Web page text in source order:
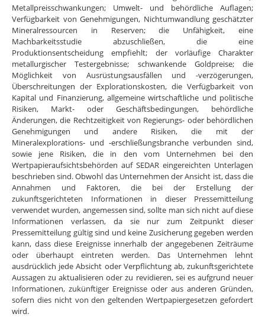
Metallpreisschwankungen; Umwelt- und behördliche Auflagen;
Verfügbarkeit von Genehmigungen, Nichtumwandlung geschätzter
Mineralressourcen in Reserven; die Unfähigkeit, eine
Machbarkeitsstudie abzuschließen, die eine
Produktionsentscheidung empfiehlt; der vorläufige Charakter
metallurgischer Testergebnisse; schwankende Goldpreise; die
Möglichkeit von Ausrüstungsausfällen und -verzögerungen,
Überschreitungen der Explorationskosten, die Verfügbarkeit von
Kapital und Finanzierung, allgemeine wirtschaftliche und politische
Risiken, Markt- oder Geschäftsbedingungen, behördliche
Änderungen, die Rechtzeitigkeit von Regierungs- oder behördlichen
Genehmigungen und andere Risiken, die mit der
Mineralexplorations- und -erschließungsbranche verbunden sind,
sowie jene Risiken, die in den vom Unternehmen bei den
Wertpapieraufsichtsbehörden auf SEDAR eingereichten Unterlagen
beschrieben sind. Obwohl das Unternehmen der Ansicht ist, dass die
Annahmen und Faktoren, die bei der Erstellung der
zukunftsgerichteten Informationen in dieser Pressemitteilung
verwendet wurden, angemessen sind, sollte man sich nicht auf diese
Informationen verlassen, da sie nur zum Zeitpunkt dieser
Pressemitteilung gültig sind und keine Zusicherung gegeben werden
kann, dass diese Ereignisse innerhalb der angegebenen Zeiträume
oder überhaupt eintreten werden. Das Unternehmen lehnt
ausdrücklich jede Absicht oder Verpflichtung ab, zukunftsgerichtete
Aussagen zu aktualisieren oder zu revidieren, sei es aufgrund neuer
Informationen, zukünftiger Ereignisse oder aus anderen Gründen,
sofern dies nicht von den geltenden Wertpapiergesetzen gefordert
wird.